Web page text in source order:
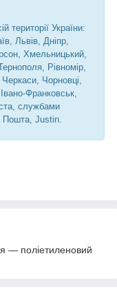
території України:
Львів, Дніпр,
Хмельницький,
Рівномір,
Чорновці,
Франковськ,
службами
Пошта, Justin.
— поліетиленовий